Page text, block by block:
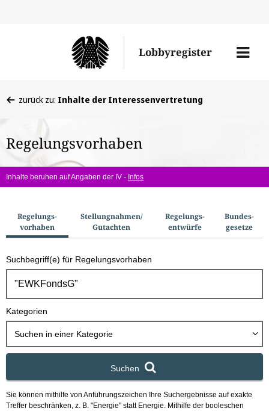
den
Lobbyregister
Menü
befinden
hier:
zurück zu: Inhalte der Interessenvertretung
Regelungsvorhaben
Inhalte beruhen auf Angaben der IV - Infos
u
c
h
o
Regelungs­
vorhaben
Stellungnahmen/​
Gutachten
Regelungs­
entwürfe
Bundes­
gesetze
Suchbegriff(e) für Regelungsvorhaben
Kategorien
Suchen in einer Kategorie
Suchen
Sie können mithilfe von Anführungszeichen Ihre Suchergebnisse auf exakte
Treffer beschränken, z. B. "Energie" statt Energie. Mithilfe der booleschen